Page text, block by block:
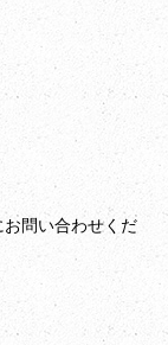
問い合わせくだ